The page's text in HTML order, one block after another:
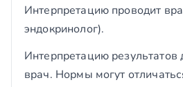
Интерпретацию проводит
эндокринолог).
Интерпретацию
врач. Нормы могут